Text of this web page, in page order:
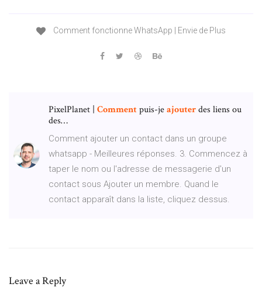
Comment fonctionne WhatsApp | Envie de Plus
PixelPlanet | Commentpuis-jeajouterdes liens ou
des…
Comment ajouter un contact dans un groupe
whatsapp - Meilleures réponses. 3. Commencez à
taper le nom ou l'adresse de messagerie d'un
contact sous Ajouter un membre. Quand le
contact apparaît dans la liste, cliquez dessus.
Leave a Reply